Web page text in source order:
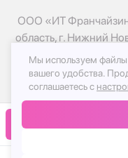
ООО «ИТ
область, г. Нижний
© 2017-2026г, База
Политика
Публичная оферта
Мы используем файлы
вашего удобства.
соглашаетесь с